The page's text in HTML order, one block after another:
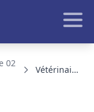
02
Vétérinaire de garde Grisolles